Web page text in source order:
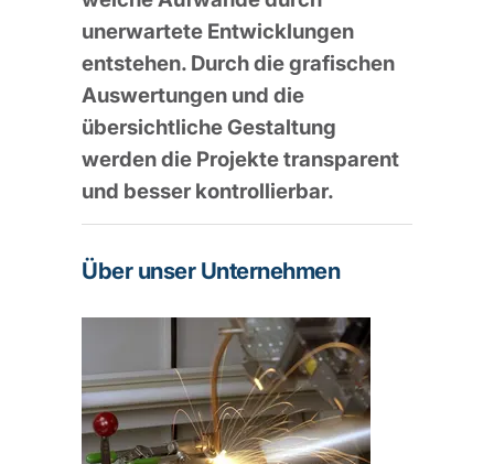
unerwartete Entwicklungen
entstehen. Durch die grafischen
Auswertungen und die
übersichtliche Gestaltung
werden die Projekte transparent
und besser kontrollierbar.
Über unser Unternehmen